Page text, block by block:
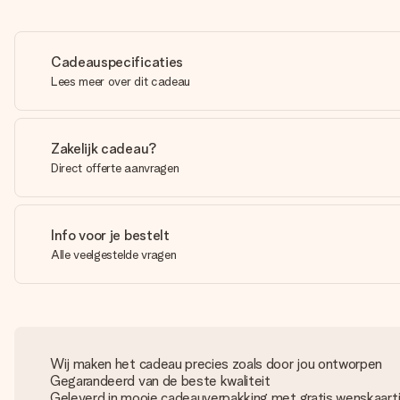
Cadeauspecificaties
Lees meer over dit cadeau
Zakelijk cadeau?
Direct offerte aanvragen
Info voor je bestelt
Alle veelgestelde vragen
Wij maken het cadeau precies zoals door jou ontworpen
Gegarandeerd van de beste kwaliteit